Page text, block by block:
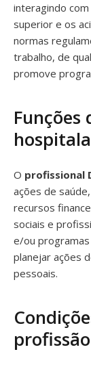
interagindo
superior e os
normas
trabalho, de
promove
O profissional
ações de
recursos
sociais e
e/ou
planejar ações
pessoais.
profissão